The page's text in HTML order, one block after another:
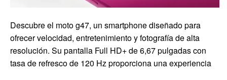
Descubre el moto g47, un smartphone diseñado para
ofrecer velocidad, entretenimiento y fotografía de alta
resolución. Su pantalla Full HD+ de 6,67 pulgadas con
tasa de refresco de 120 Hz proporciona una experiencia